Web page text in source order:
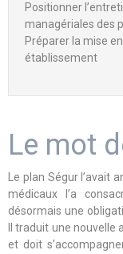
Positionner
managériales des
Préparer la mise
établissement
Le mot
Le plan Ségur
médicaux l’a
désormais une
Il traduit une
et doit